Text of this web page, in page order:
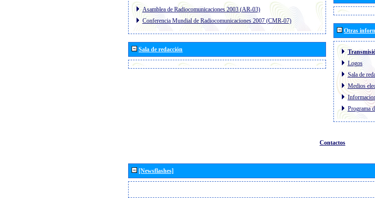
Asamblea de Radiocomunicaciones 2003 (AR-03)
Conferencia Mundial de Radiocomunicaciones 2007 (CMR-07)
Sala de redacción
Otras
Logos
Sala de
Medios
Programa
Contactos
[Newsflashes]